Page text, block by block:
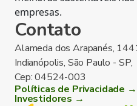
empresas.
Contato
Alameda dos Arapanés,
Indianópolis, São Paulo - SP,
Cep: 04524-003
Políticas de Privacidade →
Investidores →